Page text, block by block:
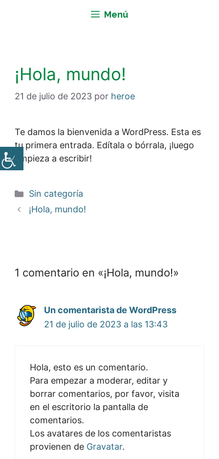
Menú
¡Hola, mundo!
21 de julio de 2023 por heroe
Te damos la bienvenida a WordPress. Esta es
tu primera entrada. Edítala o bórrala, ¡luego
empieza a escribir!
Categorías
Sin categoría
¡Hola, mundo!
1 comentario en «¡Hola, mundo!»
Un comentarista de WordPress
21 de julio de 2023 a las 13:43
Hola, esto es un comentario.
Para empezar a moderar, editar y
borrar comentarios, por favor, visita
en el escritorio la pantalla de
comentarios.
Los avatares de los comentaristas
provienen de Gravatar.